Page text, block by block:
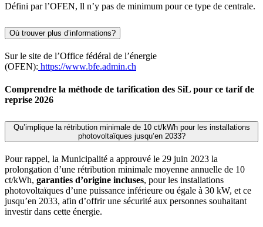
Défini par l’OFEN, ll n’y pas de minimum pour ce type de centrale.
Où trouver plus d’informations?
Sur le site de l’Office fédéral de l’énergie
(OFEN): https://www.bfe.admin.ch
Comprendre la méthode de tarification des SiL pour ce tarif de
reprise 2026
Qu’implique la rétribution minimale de 10 ct/kWh pour les installations
photovoltaïques jusqu’en 2033?
Pour rappel, la Municipalité a approuvé le 29 juin 2023 la
prolongation d’une rétribution minimale moyenne annuelle de 10
ct/kWh, garanties d’origine incluses, pour les installations
photovoltaïques d’une puissance inférieure ou égale à 30 kW, et ce
jusqu’en 2033, afin d’offrir une sécurité aux personnes souhaitant
investir dans cette énergie.